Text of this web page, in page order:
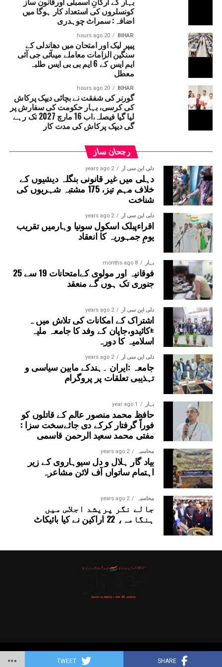
SHARE
TWEET
واضح رہے کہ دیپک پرکاش کی نامزدگی بی جے پی کے ایم ایل
سی دیویش کمار کے استعفیٰ کے بعد خالی ہوئی سیٹ کے لیے
مارچ 2027 تک رہے گی۔قابل ذکر ہے کہ حال ہی میں سپریم
کورٹ نے بہار حکومت سے یہ واضح کرنے کو کہا تھا کہ ’’دیپک
پرکاش کسی ایوان کے رکن نہ ہونے کے باوجود وزیر کے عہدے
پر کیسے فائز ہیں۔‘‘ دراصل آئین کے مطابق اگر کوئی شخص
وزیر بنتا ہے تو 6 مہینے کے اندر اس کا اسمبلی یا
قانون ساز کونسل کا رکن بننا لازمی ہے۔ ایسا نہ
ہونے پر متعلقہ شخص کو وزارتی عہدہ چھوڑنا پڑ
کونسلروں کی استعداد کار ہوگا میں
اضافہ: سمراٹ چوہدری
BIHAR
20 hours ago
پیپر لیک اور امتحان میں دھاندلی کے
سنگین الزامات معاملے میںآئی جی آئی
ایم ایس کے 6 ایم بی بی ایس طلبہ
معطل
BIHAR
20 hours ago
گورنر کی شفقت نے بچائی دیپک پرکاش
کی کرسی، بہار حکومت کی سفارش پر
لیا گیا فیصلہ،اب 16 مارچ 2027 تک رہے
گی دیپک پرکاش کی مدت کار
رجحان ساز
دلی این سی آر 2 years ago
دہلی میں غیر قانونی بنگلہ دیشیوں کے
خلاف مہم تیز، 175 مشتبہ شہریوں کی
شناخت
دلی این سی آر 2 years ago
اقراءپبلک اسکول سونیا وہارمیں تقریب
یومِ جمہوریہ کا انعقاد
بہار 8 months ago
فوقانیہ اور مولوی کےامتحانات 19 سے 25
جنوری تک ہوں گے منعقد
دلی این سی آر 2 years ago
اشتراک کے امکانات کی تلاش میں ہ
±کائیدو،جاپان کے وفد کا جامعہ ملیہ
اسلامیہ کا دورہ
دلی این سی آر 2 years ago
جامعہ :ایران ۔ہندکے مابین سیاسی و
تہذیبی تعلقات پر پروگرام
بہار 1 year ago
حافظ محمد منصور عالم کے قاتلوں کو
فوراً گرفتار کرکے دی جائےسخت سزا :
مفتی محمد سعید الرحمن قاسمی
محاسبہ 2 years ago
بیاد گار ہلال و دل سیوہاروی کے زیر
اہتمام ساتواں آف لائن مشاعرہ
محاسبہ 2 years ago
جالے نگر پریشد اجلاس میں
ہنگامہ، 22 اراکین نے کیا بائیکاٹ
Copyright © 2025 Probitas News Network